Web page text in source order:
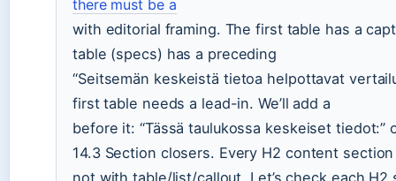
there must be a
with editorial framing. The first table has a
table (specs) has a preceding
“Seitsemän keskeistä tietoa helpottavat
first table needs a lead-in. We’ll add a
before it: “Tässä taulukossa keskeiset tiedot:”
14.3 Section closers. Every H2 content